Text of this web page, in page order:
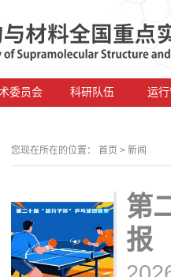
委员会 科研队伍 运
您现在所在的位置： 首页 > 新闻
第
报